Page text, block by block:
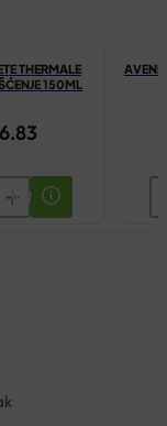
THERMALE
150ML
AVENE